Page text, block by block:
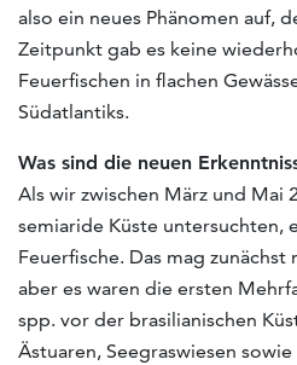
also ein neues Phänomen auf,
Zeitpunkt gab es keine
Feuerfischen in flachen
Südatlantiks.
Was sind die neuen
Als wir zwischen März und Mai
semiaride Küste untersuchten,
Feuerfische. Das mag
aber es waren die ersten
spp. vor der brasilianischen
Ästuaren, Seegraswiesen